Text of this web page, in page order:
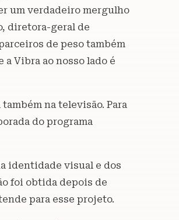
um verdadeiro mergulho
diretora-geral de
de peso também
Vibra ao nosso lado é
na televisão. Para
do programa
identidade visual e dos
foi obtida depois de
para esse projeto.